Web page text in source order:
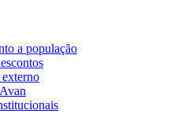
a população